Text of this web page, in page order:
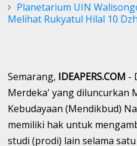
Planetarium UIN
Melihat Rukyatul Hilal 10
Semarang, IDEAPERS.COM -
Merdeka' yang diluncurkan
Kebudayaan (Mendikbud)
memiliki hak untuk
studi (prodi) lain selama